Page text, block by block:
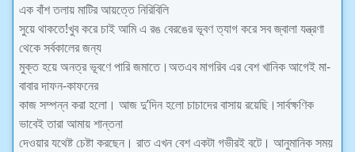
এক বাঁশ তলায় মাটির আয়ত্তে নিরিবিলি
সুয়ে থাকতে!খুব করে চাই আমি এ রঙ বেরঙের ভূবণ ত্যাগ করে সব জ্বালা যন্ত্রণা
থেকে সর্বকালের জন্য
মুক্ত হয়ে অনত্র ভূবণে পারি জমাতে।অতএব মাগরিব এর বেশ খানিক আগেই মা-
বাবার দাফন-কাফনের
কাজ সম্পন্ন করা হলো। আজ দু’দিন হলো চাচাদের বাসায় রয়েছি।সার্বক্ষণিক
ভাবেই তারা আমায় শান্তনা
দেওয়ার যথেষ্ট চেষ্টা করছেন। রাত এখন বেশ একটা গভীরই বটে। আনুমানিক সময়